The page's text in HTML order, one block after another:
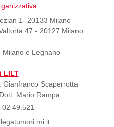
1- 20133 Milano
47 - 20127 Milano
Milano e Legnano
LILT
Gianfranco Scaperrotta
Mario Rampa
02 49.521